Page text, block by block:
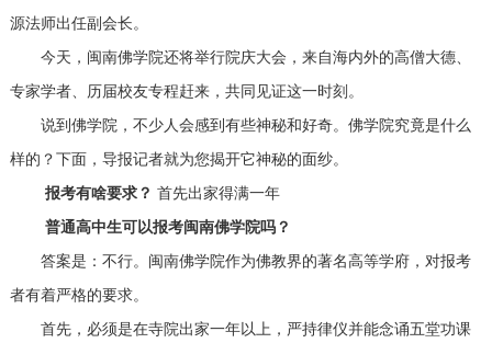
源法师出任副会长。
今天，闽南佛学院还将举行院庆大会，来自海内外的高僧大德、
专家学者、历届校友专程赶来，共同见证这一时刻。
说到佛学院，不少人会感到有些神秘和好奇。佛学院究竟是什么
样的？下面，导报记者就为您揭开它神秘的面纱。
报考有啥要求？ 首先出家得满一年
普通高中生可以报考闽南佛学院吗？
答案是：不行。闽南佛学院作为佛教界的著名高等学府，对报考
者有着严格的要求。
首先，必须是在寺院出家一年以上，严持律仪并能念诵五堂功课